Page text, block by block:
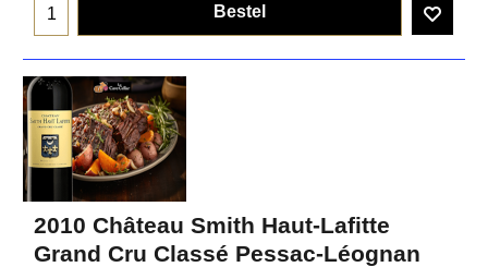
Bestel
2010 Château Smith Haut-Lafitte
Grand Cru Classé Pessac-Léognan